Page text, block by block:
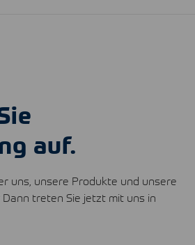
auf.
uns, unsere Produkte und unsere
treten Sie jetzt mit uns in